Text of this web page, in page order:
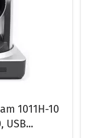
1011H-10
USB...